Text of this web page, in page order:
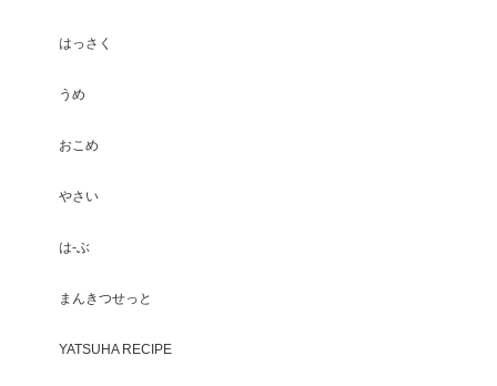
はっさく
うめ
おこめ
やさい
は-ぶ
まんきつせっと
YATSUHA RECIPE